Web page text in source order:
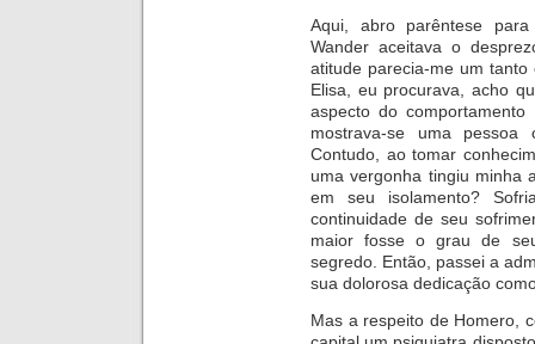
Aqui, abro parêntese
Wander aceitava o
atitude parecia-me um
Elisa, eu procurava, acho
aspecto do
mostrava-se uma pessoa
Contudo, ao tomar
uma vergonha tingiu minha
em seu isolamento?
continuidade de seu
maior fosse o grau de
segredo. Então, passei a
sua dolorosa dedicação
Mas a respeito de Homero,